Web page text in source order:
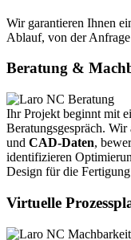
Wir garantieren Ihnen
Ablauf, von der
Beratung &
Ihr Projekt beginnt mit
Beratungsgespräch. Wir
und CAD-Daten,
identifizieren
Design für die
Virtuelle